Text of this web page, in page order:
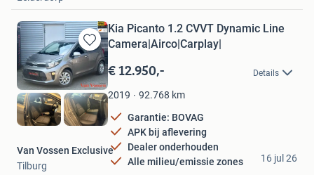
Bewaren
in
Mijn
Favorieten
Kia Picanto 1.2 CVVT Dynamic Line
Camera|Airco|Carplay|
€ 12.950,- Details
2019 92.768 km
Garantie: BOVAG
APK bij aflevering
Dealer onderhouden
Alle milieu/emissie zones
Van Vossen Exclusive
Tilburg
16 jul 26